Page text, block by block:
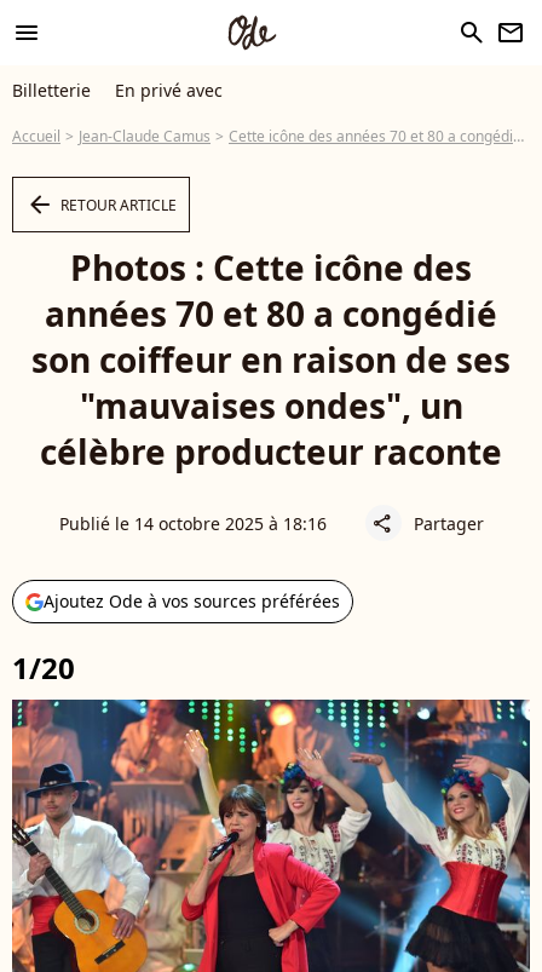
menu search newsletter
Billetterie En privé avec
Accueil Jean-Claude Camus Cette icône des années 70 et 80 a congédié son coiffeur en raison de ses "mauvaises ondes", un célèbre producteur raconte
arrow_left RETOUR ARTICLE
Photos : Cette icône des
années 70 et 80 a congédié
son coiffeur en raison de ses
"mauvaises ondes", un
célèbre producteur raconte
Publié le 14 octobre 2025 à 18:16 share Partager
Ajoutez Ode à vos sources préférées
1/20